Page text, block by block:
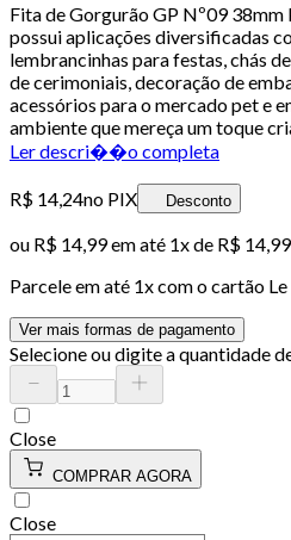
Fita de Gorgurão GP Nº09 38mm
possui aplicações diversificadas
lembrancinhas para festas, chás
de cerimoniais, decoração de
acessórios para o mercado pet e
ambiente que mereça um toque
Ler descri��o completa
R$ 14,24no PIX Desconto
ou R$ 14,99em até 1x de R$ 14,99
Parcele em até 1x com o cartão
Ver mais formas de pagamento
Selecione ou digite a quantidade
Close
COMPRAR AGORA
Close